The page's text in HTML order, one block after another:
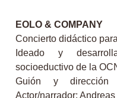
EOLO & COMPANY
Concierto didáctico
Ideado y
socioeductivo de la
Guión y dirección
Actor/narrador: